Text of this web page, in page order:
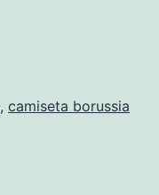
, camiseta borussia